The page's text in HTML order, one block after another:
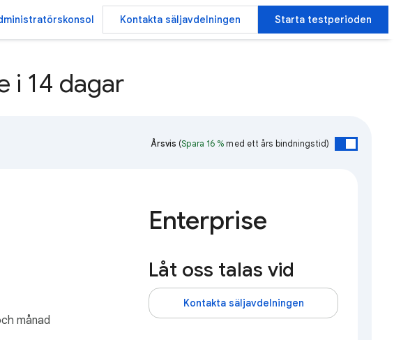
Kontakta säljavdelningen Starta testperioden
i 14 dagar
Årsvis (Spara 16 % med ett års bindningstid)
månad
Enterprise
Låt oss talas vid
Kontakta säljavdelningen